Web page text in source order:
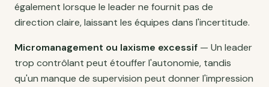
également lorsque le leader ne fournit pas de
direction claire, laissant les équipes dans l'incertitude.
Micromanagement ou laxisme excessif — Un leader
trop contrôlant peut étouffer l'autonomie, tandis
qu'un manque de supervision peut donner l'impression